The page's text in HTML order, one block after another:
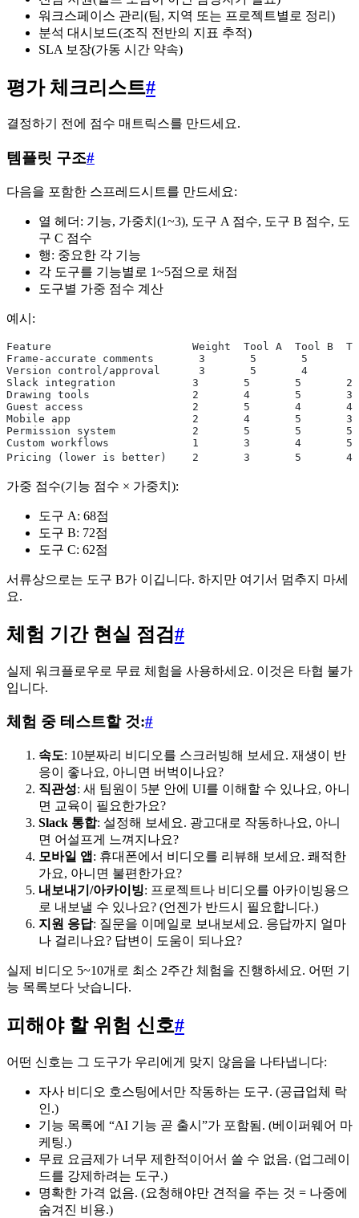
워크스페이스 관리(팀, 지역 또는 프로젝트별로 정리)
분석 대시보드(조직 전반의 지표 추적)
SLA 보장(가동 시간 약속)
평가 체크리스트#
결정하기 전에 점수 매트릭스를 만드세요.
템플릿 구조#
다음을 포함한 스프레드시트를 만드세요:
열 헤더: 기능, 가중치(1~3), 도구 A 점수, 도구 B 점수, 도
구 C 점수
행: 중요한 각 기능
각 도구를 기능별로 1~5점으로 채점
도구별 가중 점수 계산
예시:
Feature                      Weight  Tool A  Tool B
Frame-accurate comments       3       5       5       4
Version control/approval      3       5       4       5
Slack integration            3       5       5       2
Drawing tools                2       4       5       3
Guest access                 2       5       4       4
Mobile app                   2       4       5       3
Permission system            2       5       5       5
Custom workflows             1       3       4       5
Pricing (lower is better)    2       3       5       4
가중 점수(기능 점수 × 가중치):
도구 A: 68점
도구 B: 72점
도구 C: 62점
서류상으로는 도구 B가 이깁니다. 하지만 여기서 멈추지 마세
요.
체험 기간 현실 점검#
실제 워크플로우로 무료 체험을 사용하세요. 이것은 타협 불가
입니다.
체험 중 테스트할 것:#
속도: 10분짜리 비디오를 스크러빙해 보세요. 재생이 반
응이 좋나요, 아니면 버벅이나요?
직관성: 새 팀원이 5분 안에 UI를 이해할 수 있나요, 아니
면 교육이 필요한가요?
Slack 통합: 설정해 보세요. 광고대로 작동하나요, 아니
면 어설프게 느껴지나요?
모바일 앱 : 휴대폰에서 비디오를 리뷰해 보세요. 쾌적한
가요, 아니면 불편한가요?
내보내기/아카이빙: 프로젝트나 비디오를 아카이빙용으
로 내보낼 수 있나요? (언젠가 반드시 필요합니다.)
지원 응답: 질문을 이메일로 보내보세요. 응답까지 얼마
나 걸리나요? 답변이 도움이 되나요?
실제 비디오 5~10개로 최소 2주간 체험을 진행하세요. 어떤 기
능 목록보다 낫습니다.
피해야 할 위험 신호#
어떤 신호는 그 도구가 우리에게 맞지 않음을 나타냅니다:
자사 비디오 호스팅에서만 작동하는 도구. (공급업체 락
인.)
기능 목록에 “AI 기능 곧 출시”가 포함됨. (베이퍼웨어 마
케팅.)
무료 요금제가 너무 제한적이어서 쓸 수 없음. (업그레이
드를 강제하려는 도구.)
명확한 가격 없음. (요청해야만 견적을 주는 것 = 나중에
숨겨진 비용.)